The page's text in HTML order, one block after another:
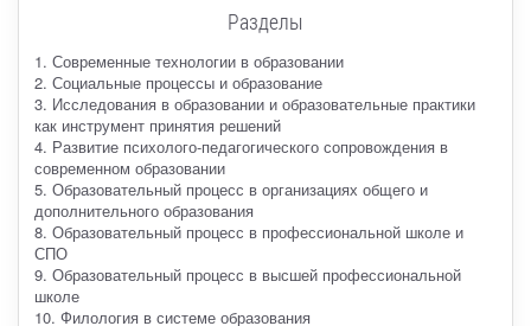
Разделы
1. Современные технологии в образовании
2. Социальные процессы и образование
3. Исследования в образовании и образовательные практики
как инструмент принятия решений
4. Развитие психолого-педагогического сопровождения в
современном образовании
5. Образовательный процесс в организациях общего и
дополнительного образования
8. Образовательный процесс в профессиональной школе и
СПО
9. Образовательный процесс в высшей профессиональной
школе
10. Филология в системе образования